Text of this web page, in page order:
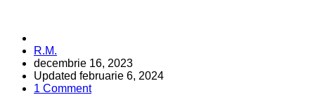
Posted
by
R.M.
decembrie 16, 2023
Updated februarie 6, 2024
1 Comment